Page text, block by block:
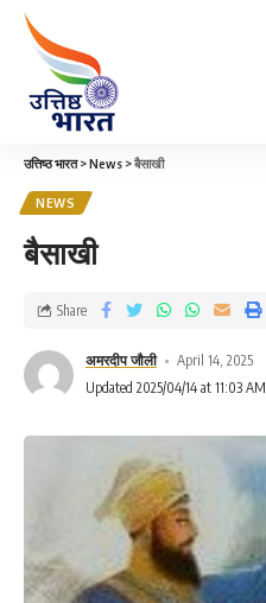
उत्तिष्ठ भारत>News >बैसाखी
NEWS
बैसाखी
अमरदीप जौली
April 14, 2025
Updated 2025/04/14 at 11:03 AM
Share